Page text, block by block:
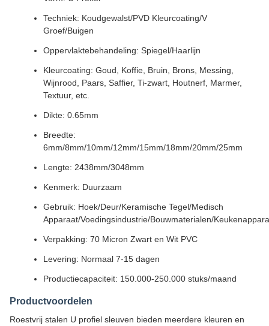
Techniek: Koudgewalst/PVD Kleurcoating/V
Groef/Buigen
Oppervlaktebehandeling: Spiegel/Haarlijn
Kleurcoating: Goud, Koffie, Bruin, Brons, Messing,
Wijnrood, Paars, Saffier, Ti-zwart, Houtnerf, Marmer,
Textuur, etc.
Dikte: 0.65mm
Breedte:
6mm/8mm/10mm/12mm/15mm/18mm/20mm/25mm
Lengte: 2438mm/3048mm
Kenmerk: Duurzaam
Gebruik: Hoek/Deur/Keramische Tegel/Medisch
Apparaat/Voedingsindustrie/Bouwmaterialen/
Verpakking: 70 Micron Zwart en Wit PVC
Levering: Normaal 7-15 dagen
Productiecapaciteit: 150.000-250.000 stuks/maand
Productvoordelen
Roestvrij stalen U profiel sleuven bieden meerdere kleuren en